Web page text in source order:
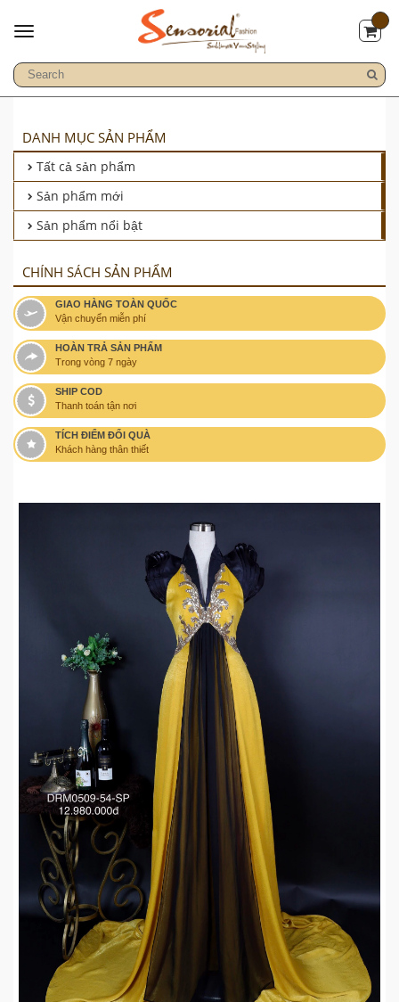
DANH MỤC SẢN PHẨM
Tất cả sản phẩm
Sản phẩm mới
Sản phẩm nổi bật
CHÍNH SÁCH SẢN PHẨM
GIAO HÀNG TOÀN QUỐC
Vận chuyển miễn phí
HOÀN TRẢ SẢN PHẨM
Trong vòng 7 ngày
SHIP COD
Thanh toán tận nơi
TÍCH ĐIỂM ĐỔI QUÀ
Khách hàng thân thiết